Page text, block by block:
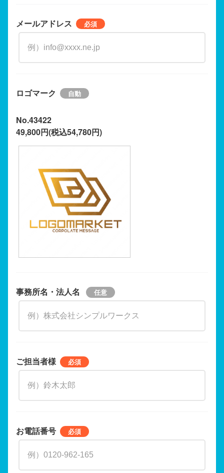
メールアドレス
ロゴマーク
No.43422
49,800円(税込54,780円)
事務所名・法人名
ご担当者様
お電話番号